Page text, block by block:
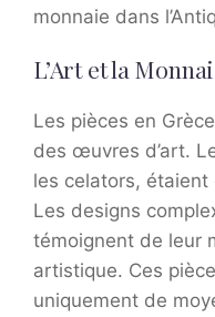
monnaie dans
L’Art et la
Les pièces en
des œuvres d’art.
les celators,
Les designs
témoignent de leur
artistique. Ces
uniquement de